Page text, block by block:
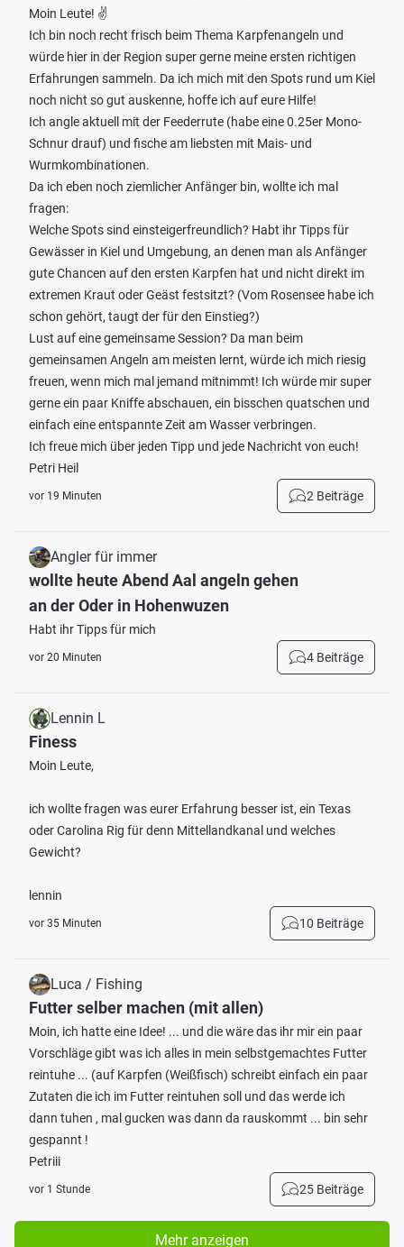
Moin Leute! ✌️
Ich bin noch recht frisch beim Thema Karpfenangeln und
würde hier in der Region super gerne meine ersten richtigen
Erfahrungen sammeln. Da ich mich mit den Spots rund um Kiel
noch nicht so gut auskenne, hoffe ich auf eure Hilfe!
Ich angle aktuell mit der Feederrute (habe eine 0.25er Mono-
Schnur drauf) und fische am liebsten mit Mais- und
Wurmkombinationen.
Da ich eben noch ziemlicher Anfänger bin, wollte ich mal
fragen:
Welche Spots sind einsteigerfreundlich? Habt ihr Tipps für
Gewässer in Kiel und Umgebung, an denen man als Anfänger
gute Chancen auf den ersten Karpfen hat und nicht direkt im
extremen Kraut oder Geäst festsitzt? (Vom Rosensee habe ich
schon gehört, taugt der für den Einstieg?)
Lust auf eine gemeinsame Session? Da man beim
gemeinsamen Angeln am meisten lernt, würde ich mich riesig
freuen, wenn mich mal jemand mitnimmt! Ich würde mir super
gerne ein paar Kniffe abschauen, ein bisschen quatschen und
einfach eine entspannte Zeit am Wasser verbringen.
Ich freue mich über jeden Tipp und jede Nachricht von euch!
Petri Heil
vor 19 Minuten 2 Beiträge
Angler für immer
wollte heute Abend Aal angeln gehen
an der Oder in Hohenwuzen
Habt ihr Tipps für mich
vor 20 Minuten 4 Beiträge
Lennin L
Finess
Moin Leute,
ich wollte fragen was eurer Erfahrung besser ist, ein Texas
oder Carolina Rig für denn Mittellandkanal und welches
Gewicht?
lennin
vor 35 Minuten 10 Beiträge
Luca / Fishing
Futter selber machen (mit allen)
Moin, ich hatte eine Idee! ... und die wäre das ihr mir ein paar
Vorschläge gibt was ich alles in mein selbstgemachtes Futter
reintuhe ... (auf Karpfen (Weißfisch) schreibt einfach ein paar
Zutaten die ich im Futter reintuhen soll und das werde ich
dann tuhen , mal gucken was dann da rauskommt ... bin sehr
gespannt !
Petriii
vor 1 Stunde 25 Beiträge
Mehr anzeigen